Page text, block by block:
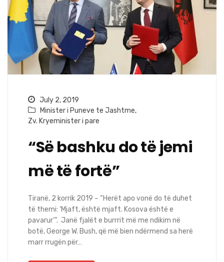
July 2, 2019
Minister i Puneve te Jashtme,
Zv. Kryeminister i pare
“Së bashku do të jemi
më të fortë”
Tiranë, 2 korrik 2019 – “Herët apo vonë do të duhet
të themi: ‘Mjaft, është mjaft. Kosova është e
pavarur’”. Janë fjalët e burrrit më me ndikim në
botë, George W. Bush, që më bien ndërmend sa herë
marr rrugën për…